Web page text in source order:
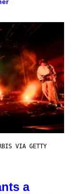
VIA GETTY
a